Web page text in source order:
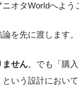
オタWorldへよう
を先に渡します。
ません。でも「購
いう設計におい